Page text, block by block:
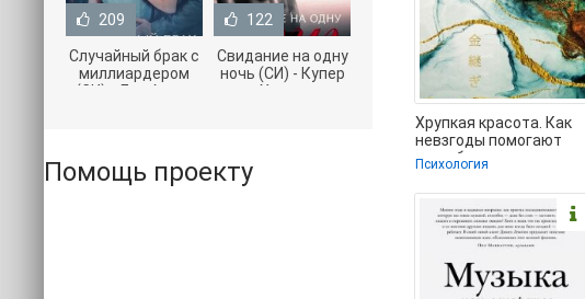
Хрупкая красота. Как
невзгоды помогают
нам обрести
стойкость -
Психология
209
Случайный брак с
миллиардером
(СИ) - Лав Агата
122
Свидание на одну
ночь (СИ) - Купер
Хелен
Помощь проекту